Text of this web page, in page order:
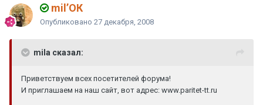
mil’ОК
Опубликовано 27 декабря, 2008
mila сказал:
Приветствуем всех посетителей форума!
И приглашаем на наш сайт, вот адрес: www.paritet-tt.ru